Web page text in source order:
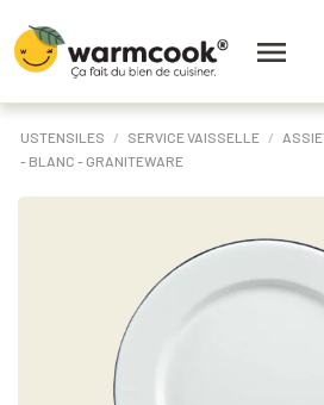

USTENSILES SERVICE VAISSELLE
- BLANC - GRANITEWARE